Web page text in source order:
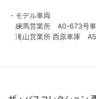
・モデル車両
練馬営業所 A0-673号車
滝山営業所 西原車庫